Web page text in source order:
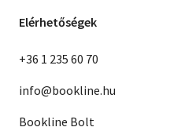
Elérhetőségek
+36 1 235 60 70
info@bookline.hu
Bookline Bolt